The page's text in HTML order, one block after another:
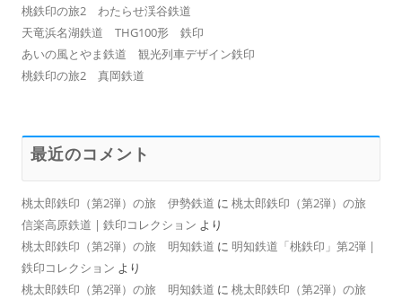
桃鉄印の旅2 わたらせ渓谷鉄道
天竜浜名湖鉄道 THG100形 鉄印
あいの風とやま鉄道 観光列車デザイン鉄印
桃鉄印の旅2 真岡鉄道
最近のコメント
桃太郎鉄印（第2弾）の旅 伊勢鉄道 に 桃太郎鉄印（第2弾）の旅
信楽高原鉄道 | 鉄印コレクション より
桃太郎鉄印（第2弾）の旅 明知鉄道 に 明知鉄道「桃鉄印」第2弾 |
鉄印コレクション より
桃太郎鉄印（第2弾）の旅 明知鉄道 に 桃太郎鉄印（第2弾）の旅